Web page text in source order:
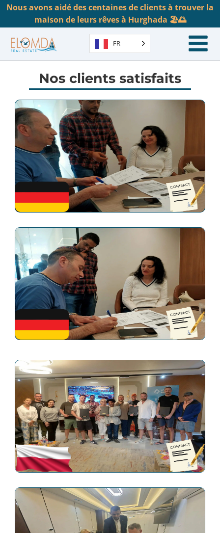
Nous avons aidé des centaines de clients à trouver la
maison de leurs rêves à Hurghada 🏖️🌅
FR
Nos clients satisfaits